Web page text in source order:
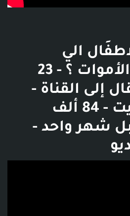
الي
يتكلمون مع الأموات ؟ - 23
إلى القناة -
مستر شوكليت - 84 ألف
شهر واحد -